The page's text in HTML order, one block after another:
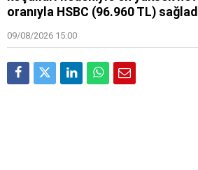
oranıyla HSBC (96.960 TL)
09/08/2026 15:00